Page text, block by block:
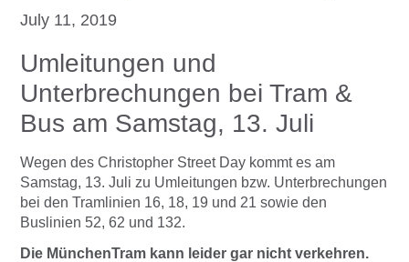
July 11, 2019
Umleitungen und
Unterbrechungen bei Tram &
Bus am Samstag, 13. Juli
Wegen des Christopher Street Day kommt es am
Samstag, 13. Juli zu Umleitungen bzw. Unterbrechungen
bei den Tramlinien 16, 18, 19 und 21 sowie den
Buslinien 52, 62 und 132.
Die MünchenTram kann leider gar nicht verkehren.